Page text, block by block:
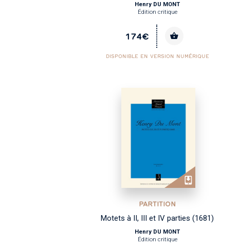
Henry DU MONT
Édition critique
174€
DISPONIBLE EN VERSION NUMÉRIQUE
PARTITION
Motets à II, III et IV parties (1681)
Henry DU MONT
Édition critique